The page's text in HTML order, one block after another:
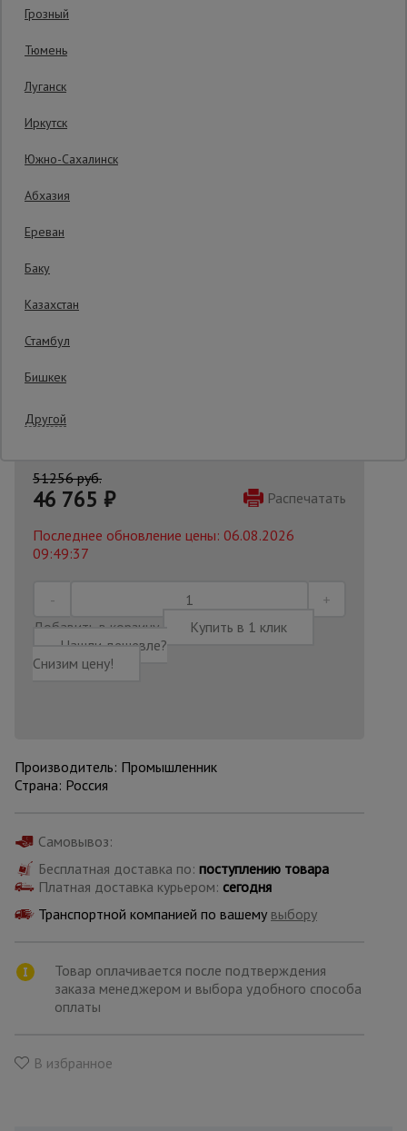
для
для работы с
Тачки
строительные
и садовые
Лестницы
51256 руб.
46 765 ₽ Распечатать
Последнее обновление цены: 06.08.2026
09:49:37
Добавить в корзину
Купить в 1 клик
Нашли дешевле?
Снизим цену!
Производитель: Промышленник
Страна: Россия
Самовывоз:
Бесплатная доставка по: поступлению товара
Платная доставка курьером: сегодня
Транспортной компанией по вашему выбору
Товар оплачивается после подтверждения
заказа менеджером и выбора удобного способа
оплаты
В избранное
Грозный
Тюмень
Луганск
Иркутск
Южно-Сахалинск
Абхазия
Ереван
Баку
Казахстан
Стамбул
Бишкек
Другой